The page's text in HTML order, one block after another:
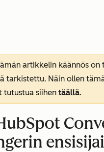
artikkelin käännös
tarkistettu. Näin ollen
tutustua siihen täällä.